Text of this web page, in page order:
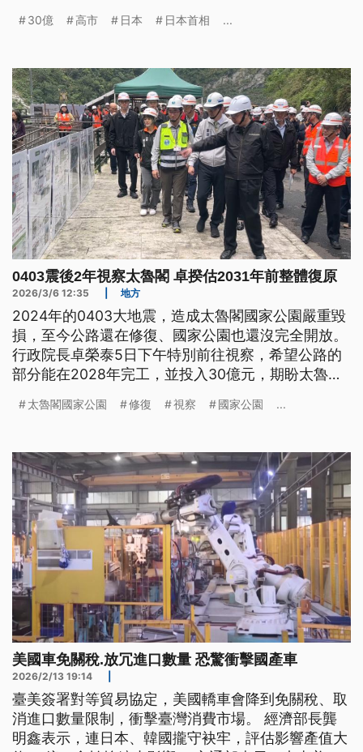
不先通知盟友，川普則回應，這是為了達到出其不意
本更了解奇襲」。
30億 高市 日本 日本首相 ...
0403震後2年視察太魯閣 卓揆估2031年前整體復原
2026/3/6 12:35 地方
2024年的0403大地震，造成太魯閣國家公園嚴重毀
損，至今公路還在修復、國家公園也還沒完全開放。
行政院長卓榮泰5日下午特別前往視察，希望公路的
部分能在2028年完工，並投入30億元，期盼太魯閣
太魯閣國家公園 修復 視察 國家公園 ...
美國車免關稅.放冗進口數量 恐驚衝擊國產車
2026/2/13 19:14
臺美簽署對等貿易協定，美國轎車會降到免關稅、取
消進口數量限制，衝擊臺灣消費市場。 經濟部長龔
明鑫表示，連日本、韓國攏守袂牢，評估影響產值大